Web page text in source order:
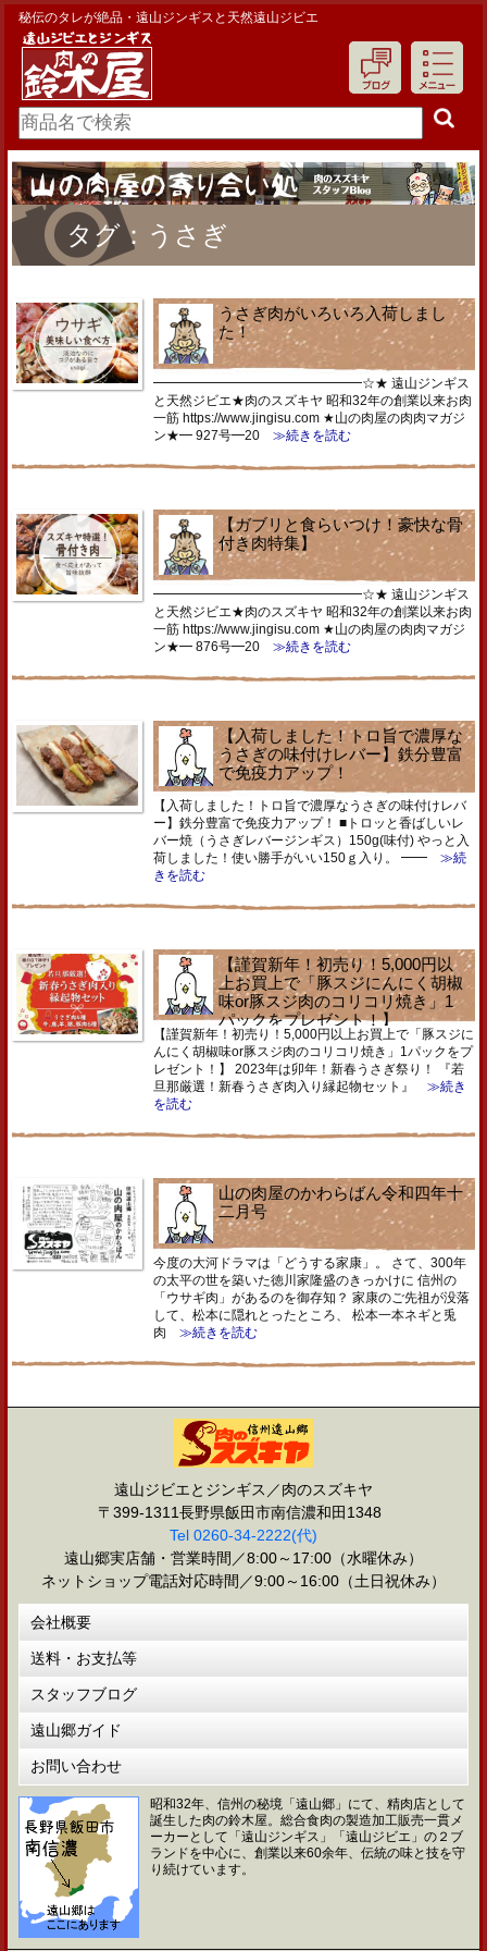
秘伝のタレが絶品・遠山ジンギスと天然遠山ジビエ
タグ：うさぎ
うさぎ肉がいろいろ入荷しまし
た！
━━━━━━━━━━━━━━━━☆★ 遠山ジンギス
と天然ジビエ★肉のスズキヤ 昭和32年の創業以来お肉
一筋 https://www.jingisu.com ★山の肉屋の肉肉マガジ
ン★━ 927号━20 ≫続きを読む
【ガブリと食らいつけ！豪快な骨
付き肉特集】
━━━━━━━━━━━━━━━━☆★ 遠山ジンギス
と天然ジビエ★肉のスズキヤ 昭和32年の創業以来お肉
一筋 https://www.jingisu.com ★山の肉屋の肉肉マガジ
ン★━ 876号━20 ≫続きを読む
【入荷しました！トロ旨で濃厚な
うさぎの味付けレバー】鉄分豊富
で免疫力アップ！
【入荷しました！トロ旨で濃厚なうさぎの味付けレバ
ー】鉄分豊富で免疫力アップ！ ■トロッと香ばしいレ
バー焼（うさぎレバージンギス）150g(味付) やっと入
荷しました！使い勝手がいい150ｇ入り。 ━━ ≫続
きを読む
【謹賀新年！初売り！5,000円以
上お買上で「豚スジにんにく胡椒
味or豚スジ肉のコリコリ焼き」1
パックをプレゼント！】
【謹賀新年！初売り！5,000円以上お買上で「豚スジに
んにく胡椒味or豚スジ肉のコリコリ焼き」1パックをプ
レゼント！】 2023年は卯年！新春うさぎ祭り！ 『若
旦那厳選！新春うさぎ肉入り縁起物セット』
≫続き
を読む
山の肉屋のかわらばん令和四年十
二月号
今度の大河ドラマは「どうする家康」。 さて、300年
の太平の世を築いた徳川家隆盛のきっかけに 信州の
「ウサギ肉」があるのを御存知？ 家康のご先祖が没落
して、松本に隠れとったところ、 松本一本ネギと兎
肉
≫続きを読む
遠山ジビエとジンギス／肉のスズキヤ
〒399-1311長野県飯田市南信濃和田1348
Tel 0260-34-2222(代)
遠山郷実店舗・営業時間／8:00～17:00（水曜休み）
ネットショップ電話対応時間／9:00～16:00（土日祝休み）
会社概要
送料・お支払等
スタッフブログ
遠山郷ガイド
お問い合わせ
昭和32年、信州の秘境「遠山郷」にて、精肉店として
誕生した肉の鈴木屋。総合食肉の製造加工販売一貫メ
ーカーとして「遠山ジンギス」「遠山ジビエ」の２ブ
ランドを中心に、創業以来60余年、伝統の味と技を守
り続けています。